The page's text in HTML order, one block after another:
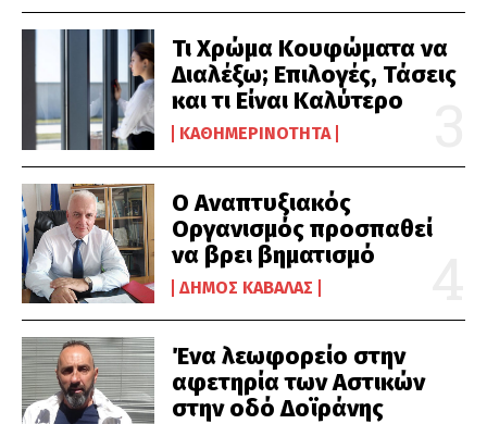
Τι Χρώμα Κουφώματα να
Διαλέξω; Επιλογές, Τάσεις
και τι Είναι Καλύτερο
ΚΑΘΗΜΕΡΙΝΌΤΗΤΑ
Ο Αναπτυξιακός
Οργανισμός προσπαθεί
να βρει βηματισμό
ΔΉΜΟΣ ΚΑΒΆΛΑΣ
Ένα λεωφορείο στην
αφετηρία των Αστικών
στην οδό Δοϊράνης